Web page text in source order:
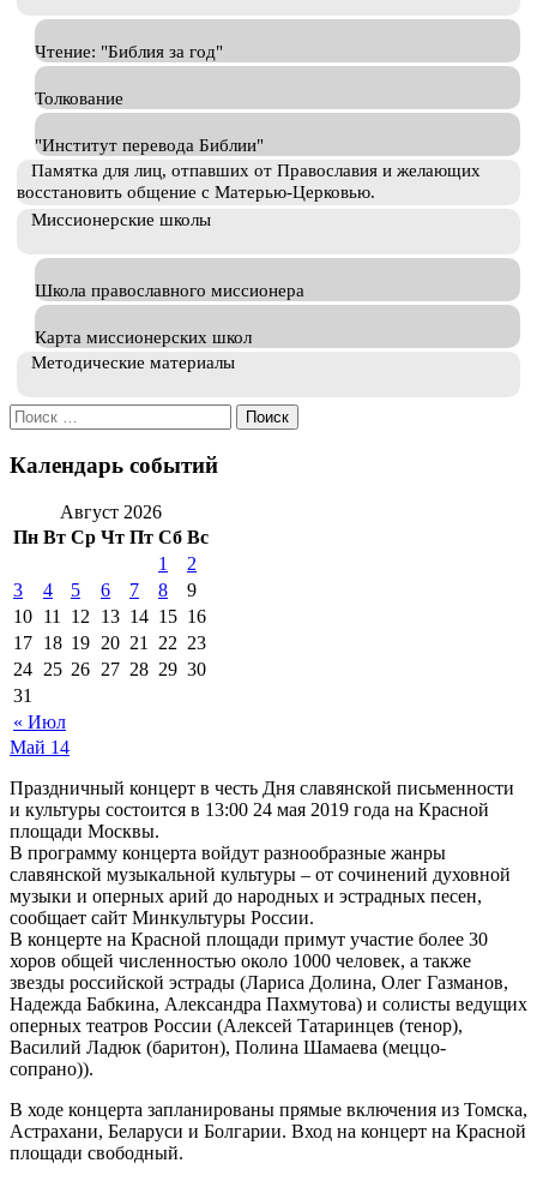
Чтение: "Библия за год"
Толкование
"Институт перевода Библии"
Памятка для лиц, отпавших от Православия и желающих
восстановить общение с Матерью-Церковью.
Миссионерские школы
Школа православного миссионера
Карта миссионерских школ
Методические материалы
Искать:
Календарь событий
Август 2026
Пн Вт Ср Чт Пт Сб Вс
« Июл
1
2
3
4 5 6 7 8
9
10 11 12 13 14 15 16
17 18 19 20 21 22 23
24 25 26 27 28 29 30
31
Май 14
Праздничный концерт в честь Дня славянской письменности
и культуры состоится в 13:00 24 мая 2019 года на Красной
площади Москвы.
В программу концерта войдут разнообразные жанры
славянской музыкальной культуры – от сочинений духовной
музыки и оперных арий до народных и эстрадных песен,
сообщает сайт Минкультуры России.
В концерте на Красной площади примут участие более 30
хоров общей численностью около 1000 человек, а также
звезды российской эстрады (Лариса Долина, Олег Газманов,
Надежда Бабкина, Александра Пахмутова) и солисты ведущих
оперных театров России (Алексей Татаринцев (тенор),
Василий Ладюк (баритон), Полина Шамаева (меццо-
сопрано)).
В ходе концерта запланированы прямые включения из Томска,
Астрахани, Беларуси и Болгарии. Вход на концерт на Красной
площади свободный.